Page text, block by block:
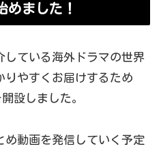
めました！
している海外ドラマの世界
りやすくお届けするため
開設しました。
め動画を発信していく予定